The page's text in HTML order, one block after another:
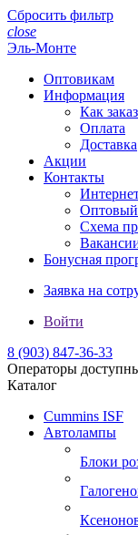
Сбросить фильтр
close
Эль-Монте
Оптовикам
Информация
Как
Оплата
Доставка
Акции
Контакты
Оптовый
Схема
Бонусная
Заявка на
Войти
8 (903) 847-36-33
Операторы
Каталог
Cummins ISF
Автолампы
Блоки